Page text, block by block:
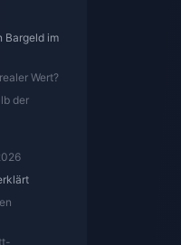
Bargeld im
Wert?
der